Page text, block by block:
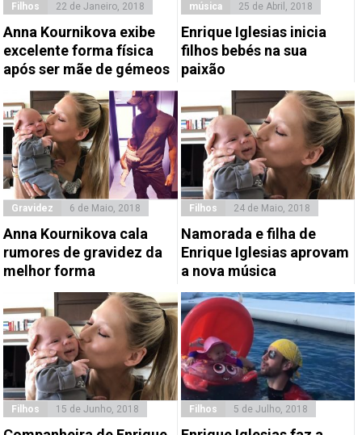
Filhos 22 de Janeiro, 2018
Anna Kournikova exibe
excelente forma física
após ser mãe de gémeos
música 25 de Abril, 2018
Enrique Iglesias inicia
filhos bebés na sua
paixão
Gravidez 6 de Maio, 2018
Anna Kournikova cala
rumores de gravidez da
melhor forma
Filhos 24 de Maio, 2018
Namorada e filha de
Enrique Iglesias aprovam
a nova música
Filhos 15 de Junho, 2018 Filhos 5 de Julho, 2018